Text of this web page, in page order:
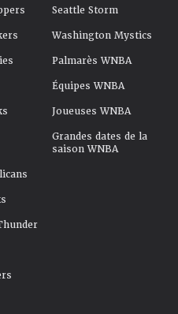
Seattle Storm
Washington Mystics
Palmarès WNBA
Équipes WNBA
Joueuses WNBA
Grandes dates de la
saison WNBA